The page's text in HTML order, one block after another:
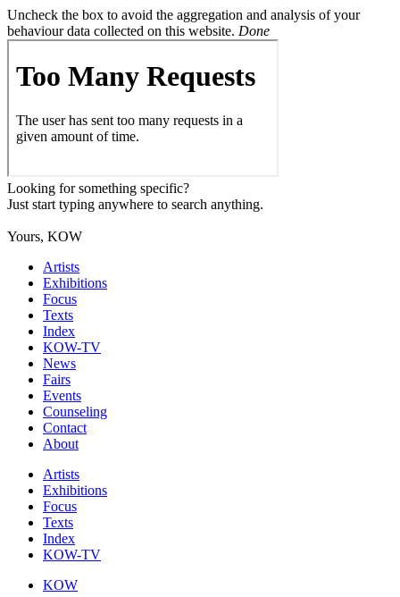
Uncheck the box to avoid the aggregation and analysis of your
behaviour data collected on this website. Done
Looking for something specific?
Just start typing anywhere to search anything.
Yours, KOW
Artists
Exhibitions
Focus
Texts
Index
KOW-TV
News
Fairs
Events
Counseling
Contact
About
Artists
Exhibitions
Focus
Texts
Index
KOW-TV
KOW